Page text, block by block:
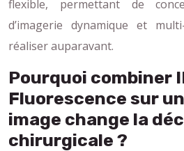
flexible, permettant de
d’imagerie dynamique et
réaliser auparavant.
Pourquoi combiner
Fluorescence sur
image change la
chirurgicale ?